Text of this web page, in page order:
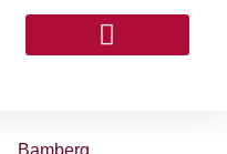
Bamberg